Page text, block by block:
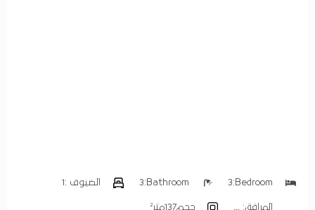
Bedroom:
3
Bathroom:
3 الضيوف : 1
المرافق: حجم137متر²